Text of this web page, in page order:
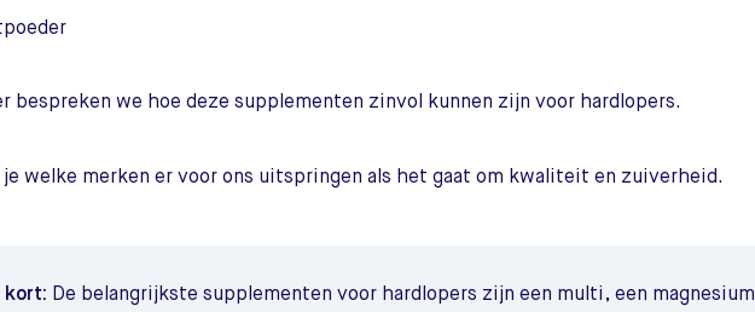
bespreken we hoe deze supplementen zinvol kunnen zijn voor hardlopers.
je welke merken er voor ons uitspringen als het gaat om kwaliteit en zuiverheid.
kort: De belangrijkste supplementen voor hardlopers zijn een multi, een magnesium